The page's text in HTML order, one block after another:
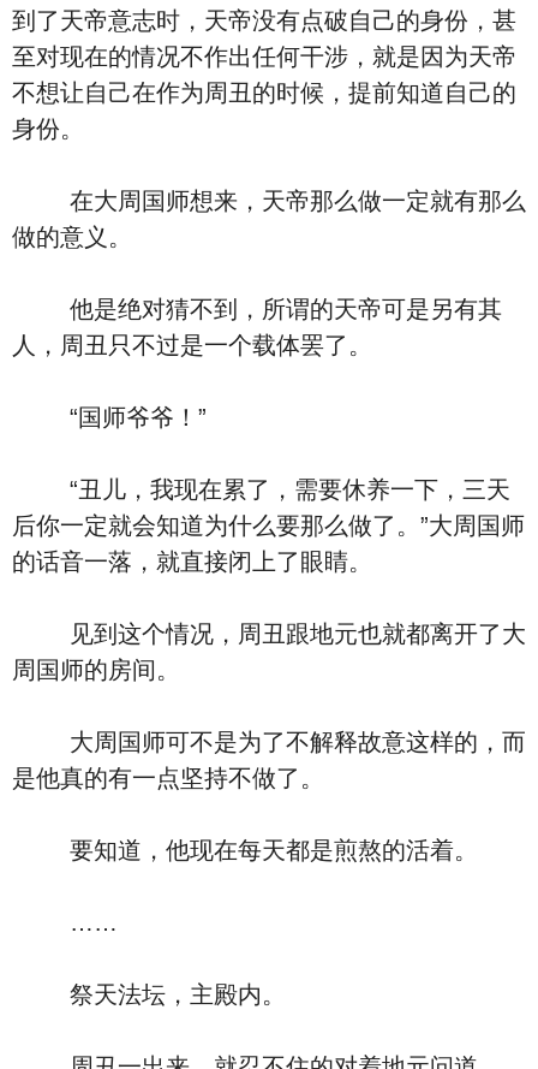
到了天帝意志时，天帝没有点破自己的身份，甚
至对现在的情况不作出任何干涉，就是因为天帝
不想让自己在作为周丑的时候，提前知道自己的
身份。
在大周国师想来，天帝那么做一定就有那么
做的意义。
他是绝对猜不到，所谓的天帝可是另有其
人，周丑只不过是一个载体罢了。
“国师爷爷！”
“丑儿，我现在累了，需要休养一下，三天
后你一定就会知道为什么要那么做了。”大周国师
的话音一落，就直接闭上了眼睛。
见到这个情况，周丑跟地元也就都离开了大
周国师的房间。
大周国师可不是为了不解释故意这样的，而
是他真的有一点坚持不做了。
要知道，他现在每天都是煎熬的活着。
……
祭天法坛，主殿内。